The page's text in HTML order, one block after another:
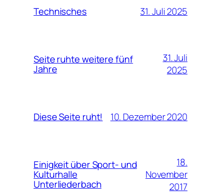
Technisches 31. Juli 2025
Seite ruhte weitere fünf
Jahre
31. Juli
2025
Diese Seite ruht! 10. Dezember 2020
Einigkeit über Sport- und
Kulturhalle
Unterliederbach
18.
November
2017